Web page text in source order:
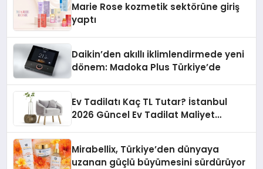
Marie Rose kozmetik sektörüne giriş
yaptı
Daikin’den akıllı iklimlendirmede yeni
dönem: Madoka Plus Türkiye’de
Ev Tadilatı Kaç TL Tutar? İstanbul
2026 Güncel Ev Tadilat Maliyet
Mirabellix, Türkiye’den dünyaya
uzanan güçlü büyümesini sürdürüyor